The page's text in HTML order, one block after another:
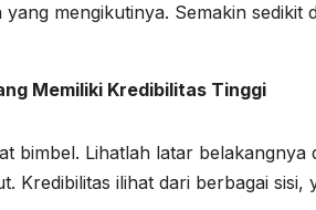
yang mengikutinya. Semakin
Memiliki Kredibilitas Tinggi
bimbel. Lihatlah latar
Kredibilitas ilihat dari berbagai sisi,